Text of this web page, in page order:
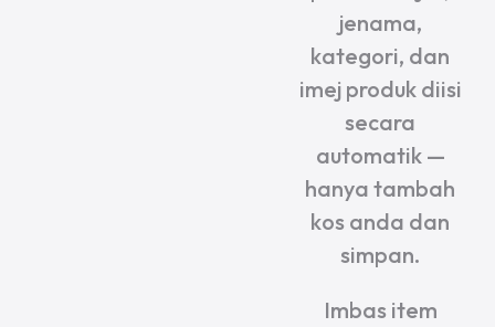
jenama,
kategori, dan
imej produk diisi
secara
automatik —
hanya tambah
kos anda dan
simpan.
Imbas item